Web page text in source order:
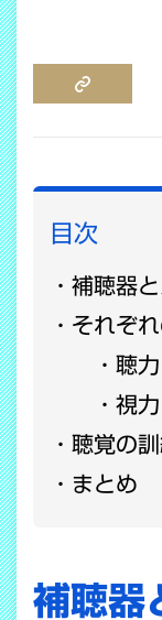
目次
補聴器
それぞ
聴力
視力
聴覚の
まとめ
補聴器